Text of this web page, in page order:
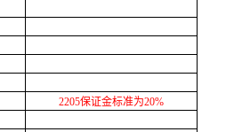
2205保证金标准为20%